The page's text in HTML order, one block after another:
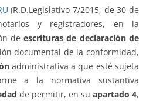
(R.D.Legislativo 7/2015, de 30 de
y registradores, en la
deescrituras de declaración de
documental de la conformidad,
administrativa a que esté sujeta
a la normativa sustantiva
de permitir, en su apartado 4,